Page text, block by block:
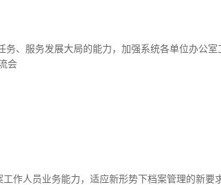
、服务发展大局的能力，加强系统各单位办公室
会
作人员业务能力，适应新形势下档案管理的新要